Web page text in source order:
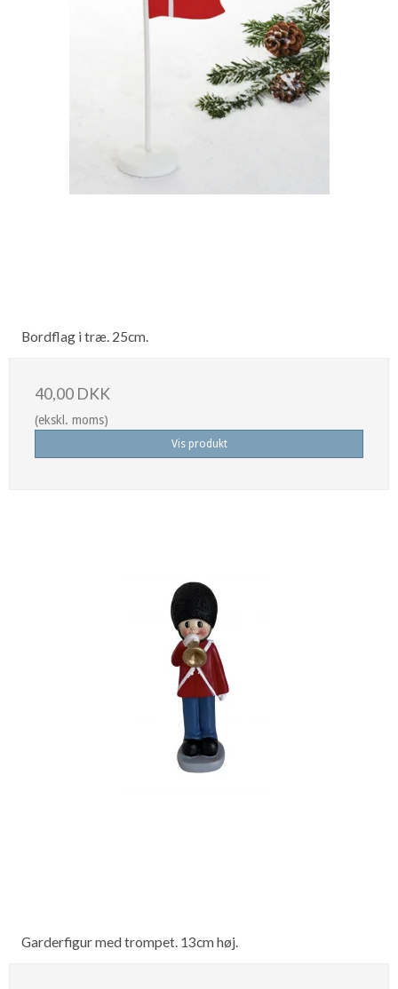
Bordflag i træ. 25cm.
40,00 DKK
(ekskl. moms)
Vis produkt
Garderfigur med trompet. 13cm høj.